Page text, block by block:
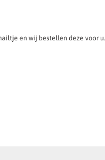
en wij bestellen deze voor u.